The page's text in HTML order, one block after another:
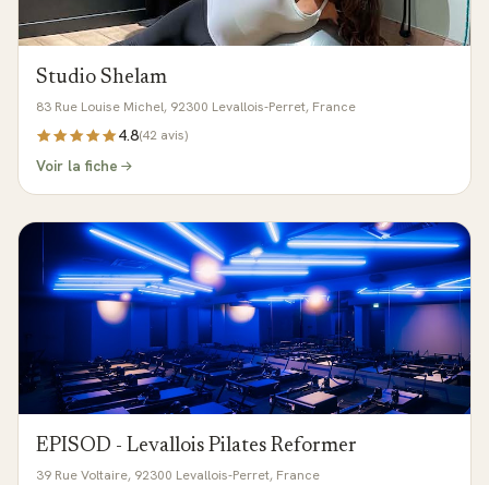
Studio Shelam
83 Rue Louise Michel, 92300 Levallois-Perret, France
4.8(42 avis)
Voir la fiche
EPISOD - Levallois Pilates Reformer
39 Rue Voltaire, 92300 Levallois-Perret, France